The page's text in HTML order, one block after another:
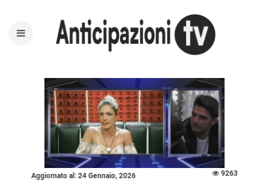
Aggiornato al: 24 Gennaio, 2026 9263